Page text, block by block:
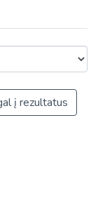
į rezultatus